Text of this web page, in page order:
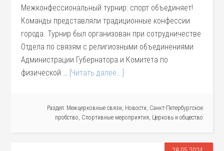
Межконфессиональный турнир: спорт объединяет!
Команды представляли традиционные конфессии
города. Турнир был организован при сотрудничестве
Отдела по связям с религиозными объединениями
Администрации Губернатора и Комитета по
физической … [Читать далее...]
Раздел: Межцерковные связи, Новости, Санкт-Петербургское
пробство, Спортивные мероприятия, Церковь и общество